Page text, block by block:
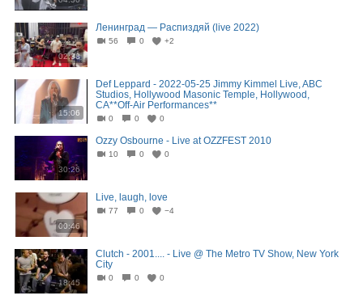
02:38
Ленинград — Распиздяй (live 2022)
56 0 +2
15:06
Def Leppard - 2022-05-25 Jimmy Kimmel Live, ABC
Studios, Hollywood Masonic Temple, Hollywood,
CA**Off-Air Performances**
0 0 0
30:26
Ozzy Osbourne - Live at OZZFEST 2010
10 0 0
00:46
Live, laugh, love
77 0 −4
18:45
Clutch - 2001.... - Live @ The Metro TV Show, New York
City
0 0 0